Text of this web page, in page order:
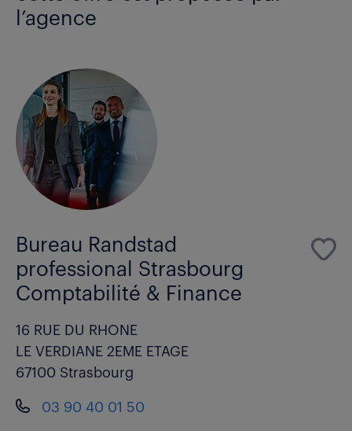
l’agence
Bureau Randstad
professional Strasbourg
Comptabilité & Finance
16 RUE DU RHONE
LE VERDIANE 2EME ETAGE
67100 Strasbourg
03 90 40 01 50